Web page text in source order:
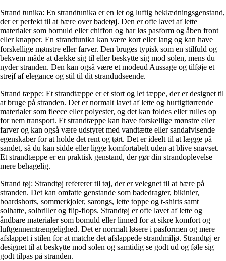
Strand tunika: En strandtunika er en let og luftig beklædningsgenstand,
der er perfekt til at bære over badetøj. Den er ofte lavet af lette
materialer som bomuld eller chiffon og har løs pasform og åben front
eller knapper. En strandtunika kan være kort eller lang og kan have
forskellige mønstre eller farver. Den bruges typisk som en stilfuld og
bekvem måde at dække sig til eller beskytte sig mod solen, mens du
nyder stranden. Den kan også være et modeud Aussage og tilføje et
strejf af elegance og stil til dit strandudseende.
Strand tæppe: Et strandtæppe er et stort og let tæppe, der er designet til
at bruge på stranden. Det er normalt lavet af lette og hurtigttørrende
materialer som fleece eller polyester, og det kan foldes eller rulles op
for nem transport. Et strandtæppe kan have forskellige mønstre eller
farver og kan også være udstyret med vandtætte eller sandafvisende
egenskaber for at holde det rent og tørt. Det er ideelt til at lægge på
sandet, så du kan sidde eller ligge komfortabelt uden at blive snavset.
Et strandtæppe er en praktisk genstand, der gør din strandoplevelse
mere behagelig.
Strand tøj: Strandtøj refererer til tøj, der er velegnet til at bære på
stranden. Det kan omfatte genstande som badedragter, bikinier,
boardshorts, sommerkjoler, sarongs, lette toppe og t-shirts samt
solhatte, solbriller og flip-flops. Strandtøj er ofte lavet af lette og
åndbare materialer som bomuld eller linned for at sikre komfort og
luftgennemtrængelighed. Det er normalt løsere i pasformen og mere
afslappet i stilen for at matche det afslappede strandmiljø. Strandtøj er
designet til at beskytte mod solen og samtidig se godt ud og føle sig
godt tilpas på stranden.